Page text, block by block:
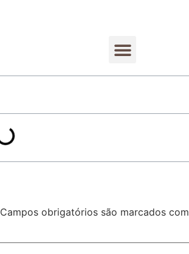
Campos obrigatórios são marcados com